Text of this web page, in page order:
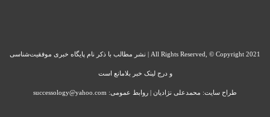
All Rights Reserved, © Copyright 2021 | نشر مطالب با ذکر نام پایگاه خبری موفقیت‌شناسی
و درج لینک خبر بلامانع است
طراح سایت: محمدعلی نژادیان | روابط عمومی: successology@yahoo.com